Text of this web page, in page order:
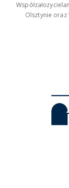
Olsztynie oraz